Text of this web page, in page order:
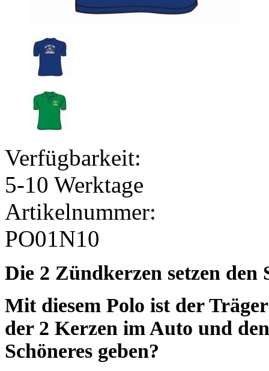
Verfügbarkeit:
5-10 Werktage
Artikelnummer:
PO01N10
Die 2 Zündkerzen setzen den
Mit diesem Polo ist der
der 2 Kerzen im Auto und
Schöneres geben?